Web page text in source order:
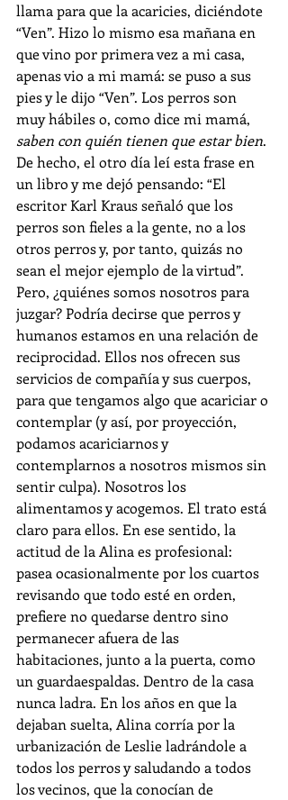
llama para que la acaricies, diciéndote
“Ven”. Hizo lo mismo esa mañana en
que vino por primera vez a mi casa,
apenas vio a mi mamá: se puso a sus
pies y le dijo “Ven”. Los perros son
muy hábiles o, como dice mi mamá,
saben con quién tienen que estar bien.
De hecho, el otro día leí esta frase en
un libro y me dejó pensando: “El
escritor Karl Kraus señaló que los
perros son fieles a la gente, no a los
otros perros y, por tanto, quizás no
sean el mejor ejemplo de la virtud”.
Pero, ¿quiénes somos nosotros para
juzgar? Podría decirse que perros y
humanos estamos en una relación de
reciprocidad. Ellos nos ofrecen sus
servicios de compañía y sus cuerpos,
para que tengamos algo que acariciar o
contemplar (y así, por proyección,
podamos acariciarnos y
contemplarnos a nosotros mismos sin
sentir culpa). Nosotros los
alimentamos y acogemos. El trato está
claro para ellos. En ese sentido, la
actitud de la Alina es profesional:
pasea ocasionalmente por los cuartos
revisando que todo esté en orden,
prefiere no quedarse dentro sino
permanecer afuera de las
habitaciones, junto a la puerta, como
un guardaespaldas. Dentro de la casa
nunca ladra. En los años en que la
dejaban suelta, Alina corría por la
urbanización de Leslie ladrándole a
todos los perros y saludando a todos
los vecinos, que la conocían de